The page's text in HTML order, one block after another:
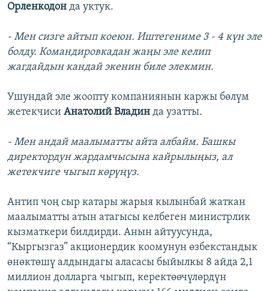
Орленкодон да уктук.
- Мен сизге айтып коеюн. Иштегениме 3 - 4 күн эле
болду. Командировкадан жаңы эле келип
жагдайдын кандай экенин биле элекмин.
Ушундай эле жоопту компаниянын каржы бөлүм
жетекчиси Анатолий Владин да узатты.
- Мен андай маалыматты айта албайм. Башкы
директордун жардамчысына кайрылыңыз, ал
жетекчиге чыгып көрүңүз.
Антип чоң сыр катары жарыя кылынбай жаткан
маалыматты атын атагысы келбеген министрлик
кызматкери билдирди. Анын айтуусунда,
“Кыргызгаз” акционердик коомунун өзбекстандык
өнөктөшү алдындагы аласасы быйылкы 8 айда 2,1
миллион долларга чыгып, керектөөчүлөрдүн